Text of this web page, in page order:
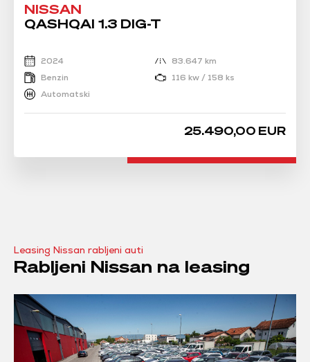
NISSAN
QASHQAI 1.3 DIG-T
2024
83.647 km
Benzin
116 kw / 158 ks
Automatski
25.490,00 EUR
Leasing Nissan rabljeni auti
Rabljeni Nissan na leasing